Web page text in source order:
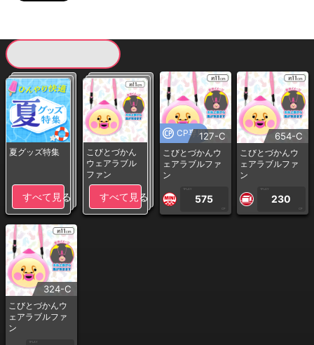
夏グッズ特集
すべて見る
こびとづかん
ウェアラブル
ファン
すべて見る
CP専用127-C
こびとづかんウ
ェアラブルファ
ン
1PLAY
575
CP
654-C
こびとづかんウ
ェアラブルファ
ン
1PLAY
230
CP
324-C
こびとづかんウ
ェアラブルファ
ン
1PLAY